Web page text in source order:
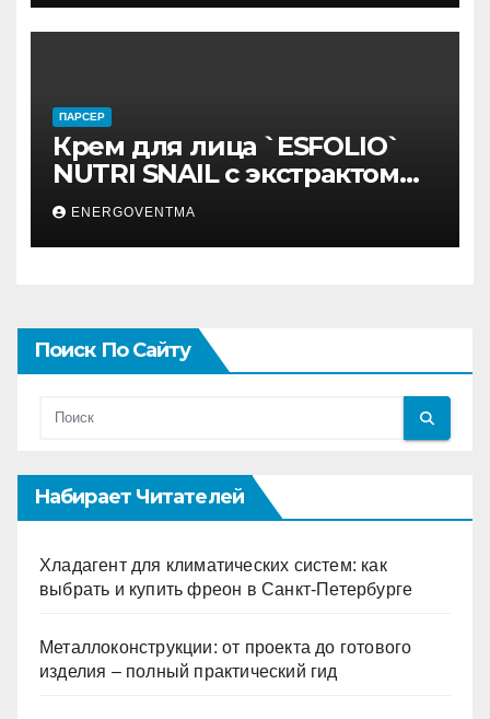
ПАРСЕР
Крем для лица `ESFOLIO`
NUTRI SNAIL с экстрактом
муцина улитки 200 мл
ENERGOVENTMA
Поиск По Сайту
Набирает Читателей
Хладагент для климатических систем: как
выбрать и купить фреон в Санкт-Петербурге
Металлоконструкции: от проекта до готового
изделия – полный практический гид